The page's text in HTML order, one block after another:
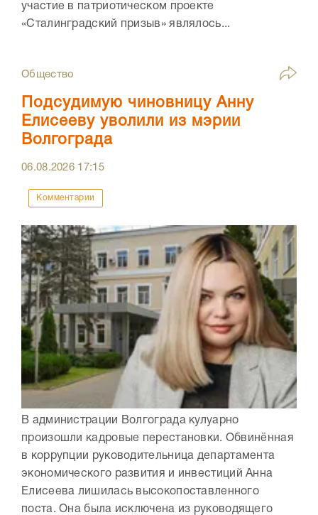
участие в патриотическом проекте
«Сталинградский призыв» являлось...
Общество
Подсудимую чиновницу Анну
Елисееву уволили из мэрии
Волгограда
06.08.2026 17:15
Комментарии
В администрации Волгограда кулуарно
произошли кадровые перестановки. Обвинённая
в коррупции руководительница департамента
экономического развития и инвестиций Анна
Елисеева лишилась высокопоставленного
поста. Она была исключена из руководящего